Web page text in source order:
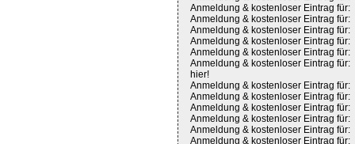
Anmeldung & kostenloser Eintrag für:
Anmeldung & kostenloser Eintrag für:
Anmeldung & kostenloser Eintrag für:
Anmeldung & kostenloser Eintrag für:
Anmeldung & kostenloser Eintrag für:
Anmeldung & kostenloser Eintrag für:
hier!
Anmeldung & kostenloser Eintrag für:
Anmeldung & kostenloser Eintrag für:
Anmeldung & kostenloser Eintrag für:
Anmeldung & kostenloser Eintrag für:
Anmeldung & kostenloser Eintrag für:
Anmeldung & kostenloser Eintrag für: